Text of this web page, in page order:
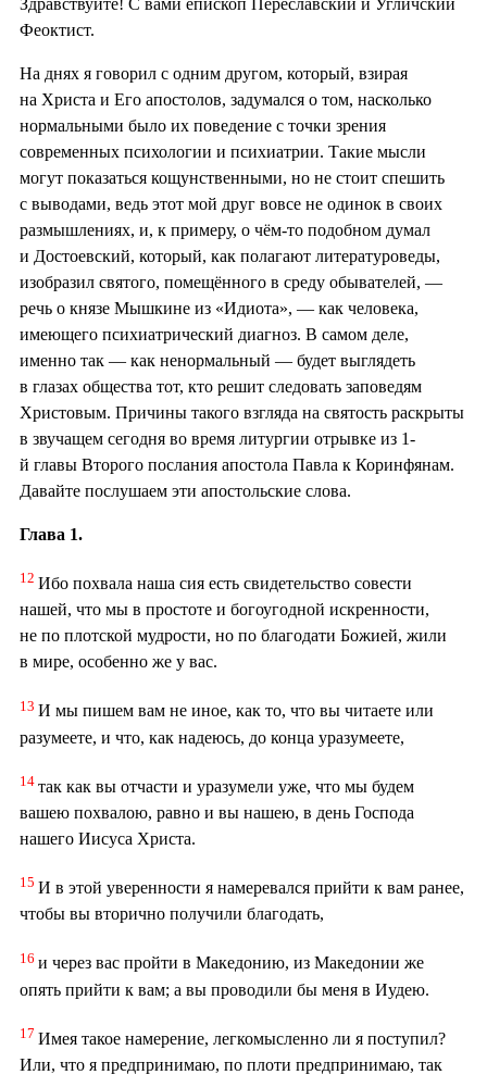
Здравствуйте! С вами епископ Переславский и Угличский
Феоктист.
На днях я говорил с одним другом, который, взирая
на Христа и Его апостолов, задумался о том, насколько
нормальными было их поведение с точки зрения
современных психологии и психиатрии. Такие мысли
могут показаться кощунственными, но не стоит спешить
с выводами, ведь этот мой друг вовсе не одинок в своих
размышлениях, и, к примеру, о чём-то подобном думал
и Достоевский, который, как полагают литературоведы,
изобразил святого, помещённого в среду обывателей, —
речь о князе Мышкине из «Идиота», — как человека,
имеющего психиатрический диагноз. В самом деле,
именно так — как ненормальный — будет выглядеть
в глазах общества тот, кто решит следовать заповедям
Христовым. Причины такого взгляда на святость раскрыты
в звучащем сегодня во время литургии отрывке из 1-
й главы Второго послания апостола Павла к Коринфянам.
Давайте послушаем эти апостольские слова.
Глава 1.
12 Ибо похвала наша сия есть свидетельство совести
нашей, что мы в простоте и богоугодной искренности,
не по плотской мудрости, но по благодати Божией, жили
в мире, особенно же у вас.
13 И мы пишем вам не иное, как то, что вы читаете или
разумеете, и что, как надеюсь, до конца уразумеете,
14 так как вы отчасти и уразумели уже, что мы будем
вашею похвалою, равно и вы нашею, в день Господа
нашего Иисуса Христа.
15 И в этой уверенности я намеревался прийти к вам ранее,
чтобы вы вторично получили благодать,
16 и через вас пройти в Македонию, из Македонии же
опять прийти к вам; а вы проводили бы меня в Иудею.
17 Имея такое намерение, легкомысленно ли я поступил?
Или, что я предпринимаю, по плоти предпринимаю, так